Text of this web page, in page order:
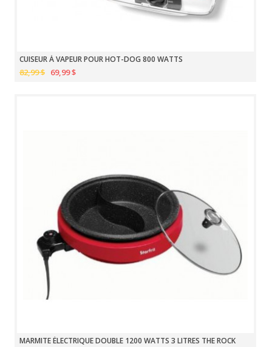
CUISEUR À VAPEUR POUR HOT-DOG 800 WATTS
82,99 $ 69,99 $
MARMITE ÉLECTRIQUE DOUBLE 1200 WATTS 3 LITRES THE ROCK